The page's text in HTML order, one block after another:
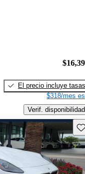
El precio incluye tasas
$318/mes
Verif. disponibilidad